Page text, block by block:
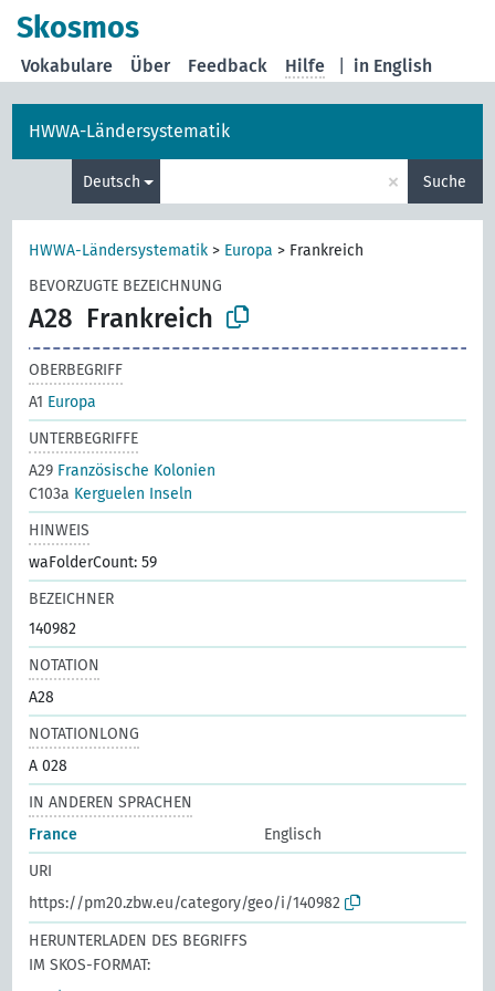
Skosmos
in English
Vokabulare Über Feedback Hilfe
HWWA-Ländersystematik
Deutsch × Suche
HWWA-Ländersystematik > Europa > Frankreich
BEVORZUGTE BEZEICHNUNG
A28 Frankreich
OBERBEGRIFF
A1 Europa
UNTERBEGRIFFE
A29 Französische Kolonien
C103a Kerguelen Inseln
HINWEIS
waFolderCount: 59
BEZEICHNER
140982
NOTATION
A28
NOTATIONLONG
A 028
IN ANDEREN SPRACHEN
France
Englisch
URI
https://pm20.zbw.eu/category/geo/i/140982
HERUNTERLADEN DES BEGRIFFS
IM SKOS-FORMAT: